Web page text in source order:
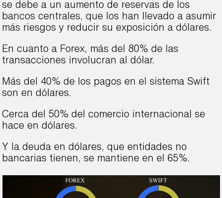
se debe a un aumento de reservas de los
bancos centrales, que los han llevado a asumir
más riesgos y reducir su exposición a dólares.
En cuanto a Forex, más del 80% de las
transacciones involucran al dólar.
Más del 40% de los pagos en el sistema Swift
son en dólares.
Cerca del 50% del comercio internacional se
hace en dólares.
Y la deuda en dólares, que entidades no
bancarias tienen, se mantiene en el 65%.